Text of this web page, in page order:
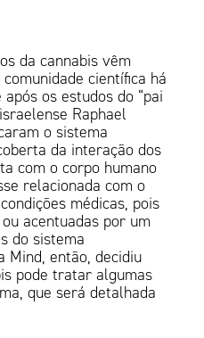
da cannabis vêm
científica há
os estudos do “pai
Raphael
o sistema
da interação dos
com o corpo humano
relacionada com o
médicas, pois
acentuadas por um
do sistema
Mind, então, decidiu
pode tratar algumas
que será detalhada